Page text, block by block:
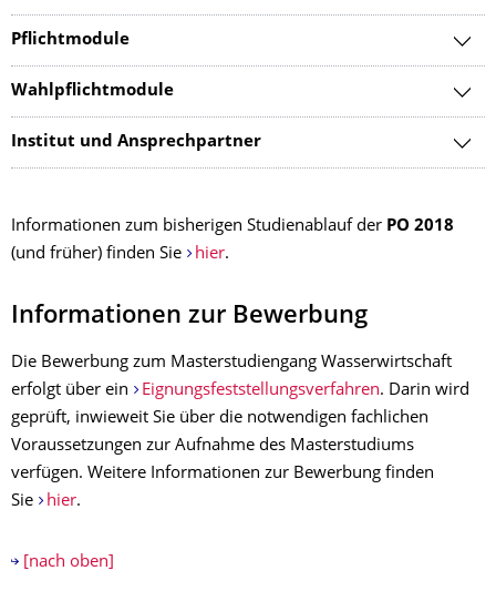
Pflichtmodule
Wahlpflichtmodule
Institut und Ansprechpartner
Informationen zum bisherigen Studienablauf der PO 2018
(und früher) finden Sie
hier.
Informationen zur Bewerbung
Die Bewerbung zum Masterstudiengang Wasserwirtschaft
erfolgt über ein
Eignungsfeststellungsverfahren. Darin wird
geprüft, inwieweit Sie über die notwendigen fachlichen
Voraussetzungen zur Aufnahme des Masterstudiums
verfügen. Weitere Informationen zur Bewerbung finden
Sie
hier.
[nach oben]